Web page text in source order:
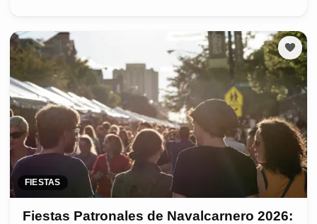
FIESTAS
Fiestas Patronales de Navalcarnero 2026: